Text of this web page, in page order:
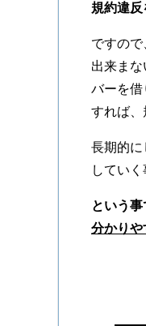
規約違反
ですの
出来ま
バーを借
すれば、
長期的に
していく
という
分かりや